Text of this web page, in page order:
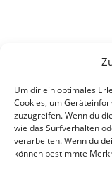
Um dir ein optimales
Cookies, um
zuzugreifen. Wenn du
wie das Surfverhalten
verarbeiten. Wenn du
können bestimmte